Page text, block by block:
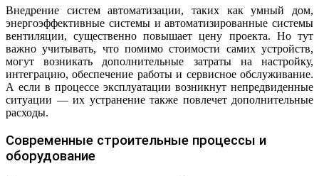
Внедрение систем автоматизации, таких как умный дом,
энергоэффективные системы и автоматизированные системы
вентиляции, существенно повышает цену проекта. Но тут
важно учитывать, что помимо стоимости самих устройств,
могут возникать дополнительные затраты на настройку,
интеграцию, обеспечение работы и сервисное обслуживание.
А если в процессе эксплуатации возникнут непредвиденные
ситуации — их устранение также повлечет дополнительные
расходы.
Современные строительные процессы и
оборудование